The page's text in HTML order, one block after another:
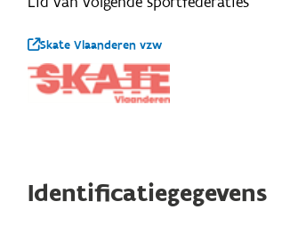
Skate Vlaanderen vzw
Identificatiegegevens